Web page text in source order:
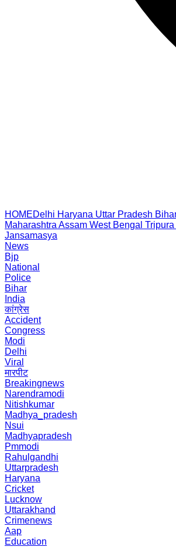
HOMEDelhi Haryana Uttar Pradesh
Maharashtra Assam West Bengal Tripura
Jansamasya
News
Bjp
National
Police
Bihar
India
कांग्रेस
Accident
Congress
Modi
Delhi
Viral
मारपीट
Breakingnews
Narendramodi
Nitishkumar
Madhya_pradesh
Nsui
Madhyapradesh
Pmmodi
Rahulgandhi
Uttarpradesh
Haryana
Cricket
Lucknow
Uttarakhand
Crimenews
Aap
Education